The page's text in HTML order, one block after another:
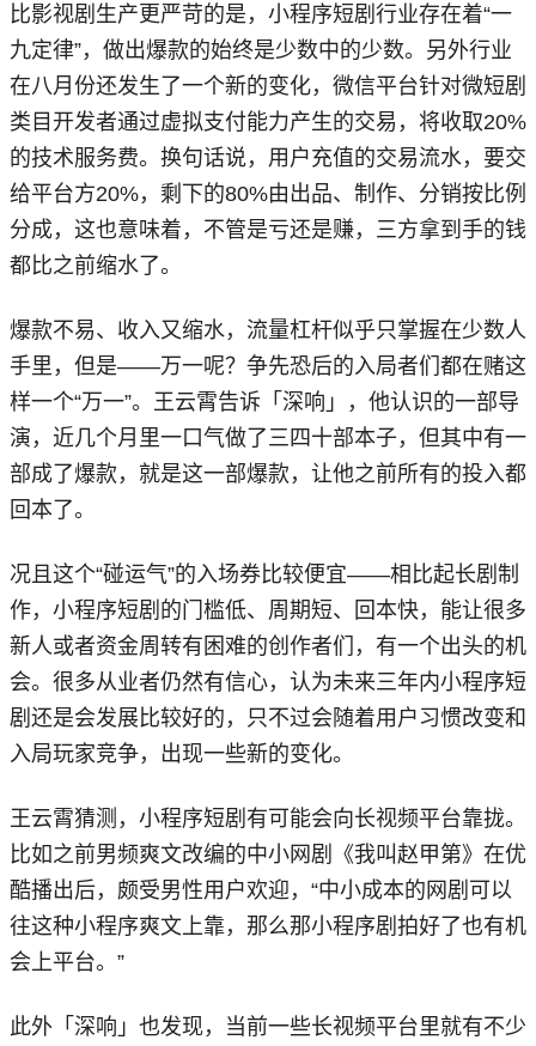
比影视剧生产更严苛的是，小程序短剧行业存在着“一
九定律”，做出爆款的始终是少数中的少数。另外行业
在八月份还发生了一个新的变化，微信平台针对微短剧
类目开发者通过虚拟支付能力产生的交易，将收取20%
的技术服务费。换句话说，用户充值的交易流水，要交
给平台方20%，剩下的80%由出品、制作、分销按比例
分成，这也意味着，不管是亏还是赚，三方拿到手的钱
都比之前缩水了。
爆款不易、收入又缩水，流量杠杆似乎只掌握在少数人
手里，但是——万一呢？争先恐后的入局者们都在赌这
样一个“万一”。王云霄告诉「深响」，他认识的一部导
演，近几个月里一口气做了三四十部本子，但其中有一
部成了爆款，就是这一部爆款，让他之前所有的投入都
回本了。
况且这个“碰运气”的入场券比较便宜——相比起长剧制
作，小程序短剧的门槛低、周期短、回本快，能让很多
新人或者资金周转有困难的创作者们，有一个出头的机
会。很多从业者仍然有信心，认为未来三年内小程序短
剧还是会发展比较好的，只不过会随着用户习惯改变和
入局玩家竞争，出现一些新的变化。
王云霄猜测，小程序短剧有可能会向长视频平台靠拢。
比如之前男频爽文改编的中小网剧《我叫赵甲第》在优
酷播出后，颇受男性用户欢迎，“中小成本的网剧可以
往这种小程序爽文上靠，那么那小程序剧拍好了也有机
会上平台。”
此外「深响」也发现，当前一些长视频平台里就有不少